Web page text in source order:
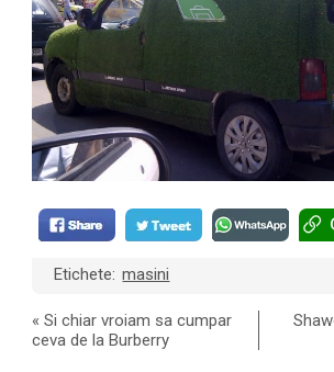
Etichete: masini
«Si chiar vroiam sa cumpar
ceva de la Burberry